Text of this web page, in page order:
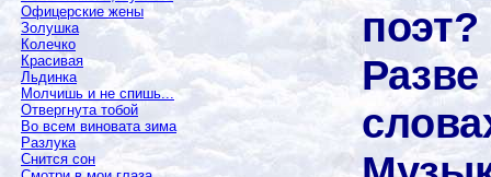
Офицерские жены
Золушка
Колечко
Красивая
Льдинка
Молчишь и не спишь...
Отвергнута тобой
Во всем виновата зима
Разлука
Снится сон
поэт?